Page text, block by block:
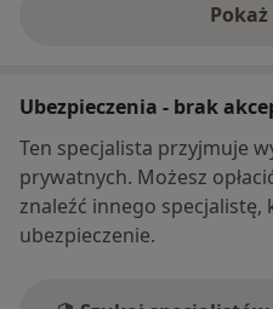
Ubezpieczenia - brak
Ten specjalista przyjmuje
prywatnych. Możesz
znaleźć innego
ubezpieczenie.